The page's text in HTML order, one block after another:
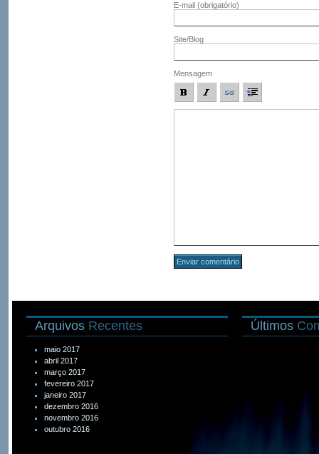
E-mail (obrigatório)
Site/Blog
Mensagem
Arquivos Recentes
maio 2017
abril 2017
março 2017
fevereiro 2017
janeiro 2017
dezembro 2016
novembro 2016
outubro 2016
Últimos